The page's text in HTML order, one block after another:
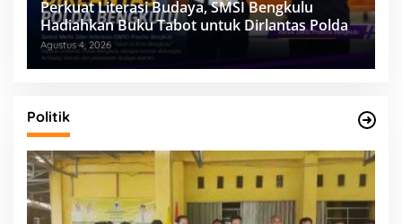
Perkuat Literasi Budaya, SMSI Bengkulu
Hadiahkan Buku Tabot untuk Dirlantas Polda
Agustus 4, 2026
Politik